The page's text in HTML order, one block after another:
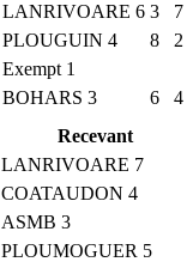
LANRIVOARE 6 3 7
PLOUGUIN 4 8 2
Exempt 1
BOHARS 3 6 4
Recevant
LANRIVOARE 7
COATAUDON 4
ASMB 3
PLOUMOGUER 5